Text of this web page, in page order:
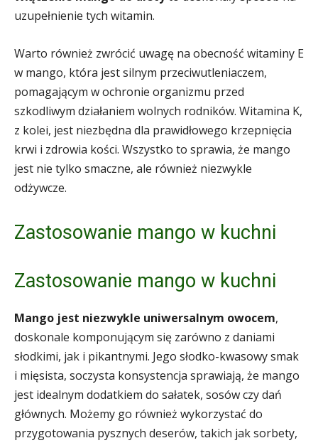
uzupełnienie tych witamin.
Warto również zwrócić uwagę na obecność witaminy E
w mango, która jest silnym przeciwutleniaczem,
pomagającym w ochronie organizmu przed
szkodliwym działaniem wolnych rodników. Witamina K,
z kolei, jest niezbędna dla prawidłowego krzepnięcia
krwi i zdrowia kości. Wszystko to sprawia, że mango
jest nie tylko smaczne, ale również niezwykle
odżywcze.
Zastosowanie mango w kuchni
Zastosowanie mango w kuchni
Mango jest niezwykle uniwersalnym owocem,
doskonale komponującym się zarówno z daniami
słodkimi, jak i pikantnymi. Jego słodko-kwasowy smak
i mięsista, soczysta konsystencja sprawiają, że mango
jest idealnym dodatkiem do sałatek, sosów czy dań
głównych. Możemy go również wykorzystać do
przygotowania pysznych deserów, takich jak sorbety,